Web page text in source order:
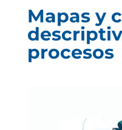
Mapas y
procesos